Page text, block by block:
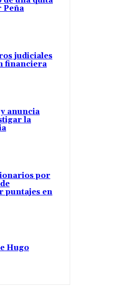
judiciales
financiera
anuncia
la
por
puntajes en
Hugo